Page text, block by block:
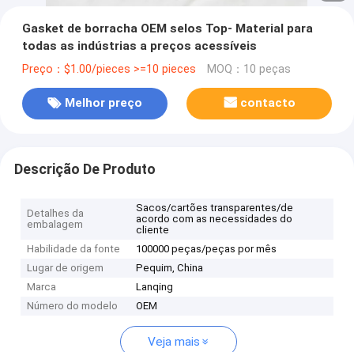
Gasket de borracha OEM selos Top- Material para
todas as indústrias a preços acessíveis
Preço：$1.00/pieces >=10 pieces MOQ：10 peças
Melhor preço contacto
Descrição De Produto
Detalhes da
embalagem
Sacos/cartões transparentes/de
acordo com as necessidades do
cliente
Habilidade da fonte
100000 peças/peças por mês
Lugar de origem
Pequim, China
Marca
Lanqing
Número do modelo
OEM
Veja mais